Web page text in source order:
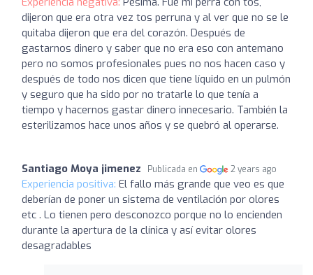
dijeron que era otra vez tos perruna y al ver que no se le
quitaba dijeron que era del corazón. Después de
gastarnos dinero y saber que no era eso con antemano
pero no somos profesionales pues no nos hacen caso y
después de todo nos dicen que tiene líquido en un pulmón
y seguro que ha sido por no tratarle lo que tenía a
tiempo y hacernos gastar dinero innecesario. También la
esterilizamos hace unos años y se quebró al operarse.
Santiago Moya jimenez Publicada en 2 years ago
Experiencia positiva: El fallo más grande que veo es que
deberían de poner un sistema de ventilación por olores
etc . Lo tienen pero desconozco porque no lo encienden
durante la apertura de la clínica y así evitar olores
desagradables